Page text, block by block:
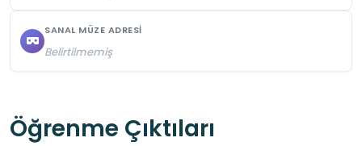
SANAL MÜZE ADRESI
Belirtilmemiş
Öğrenme Çıktıları